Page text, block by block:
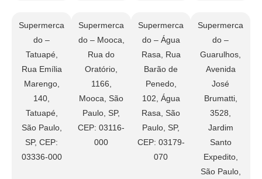
Supermerca
do –
Tatuapé,
Rua Emília
Marengo,
140,
Tatuapé,
São Paulo,
SP, CEP:
03336-000
Supermerca
do – Mooca,
Rua do
Oratório,
1166,
Mooca, São
Paulo, SP,
CEP: 03116-
000
Supermerca
do – Água
Rasa, Rua
Barão de
Penedo,
102, Água
Rasa, São
Paulo, SP,
CEP: 03179-
070
Supermerca
do –
Guarulhos,
Avenida
José
Brumatti,
3528,
Jardim
Santo
Expedito,
São Paulo,